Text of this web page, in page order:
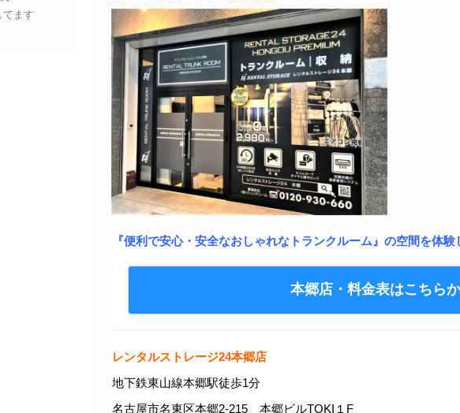
てます
『便利で安心・安全なおしゃれなトランクルーム』の空間を体
本郷店・料金表はこちら
レンタルストレージ24本郷店
地下鉄東山線本郷駅徒歩1分
名古屋市名東区本郷2-215 本郷ビルTOKI１F